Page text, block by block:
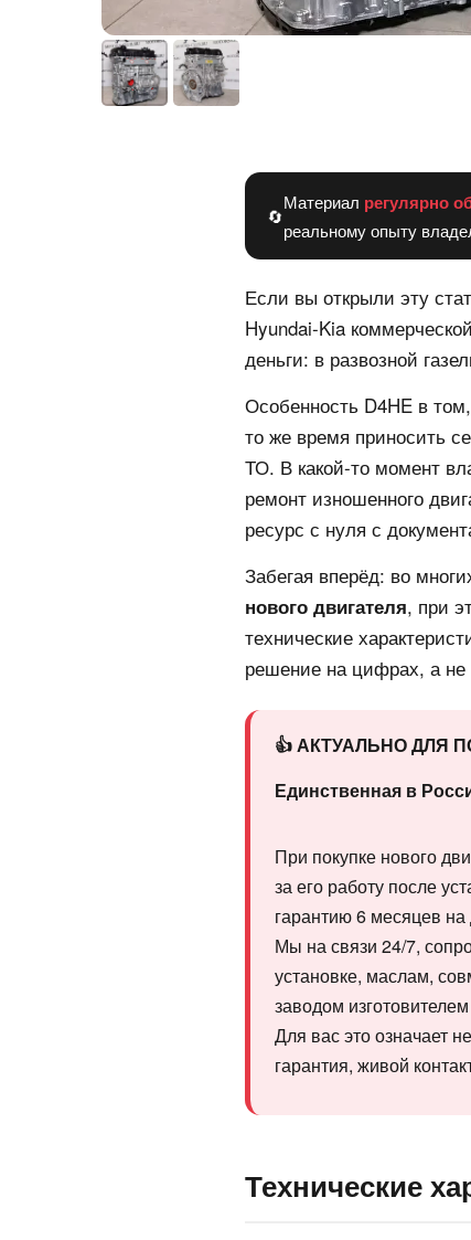
🔄
Материал регулярно
реальному опыту
Если вы открыли эту
Hyundai-Kia
деньги: в развозной
Особенность D4HE в
то же время приносить
ТО. В какой-то момент
ремонт изношенного
ресурс с нуля с
Забегая вперёд: во
нового двигателя, при
технические
решение на цифрах, а не
👍 АКТУАЛЬНО ДЛЯ
Единственная в
При покупке нового
за его работу после
гарантию 6 месяцев
Мы на связи 24/7,
установке, маслам,
заводом
Для вас это означает
гарантия, живой
Технические